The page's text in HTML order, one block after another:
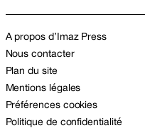
A propos d’Imaz Press
Nous contacter
Plan du site
Mentions légales
Préférences cookies
Politique de confidentialité